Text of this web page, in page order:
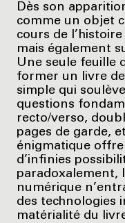
Dès son
comme un objet
cours de
mais également
Une seule feuille
former un livre
simple qui
questions
recto/verso,
pages de garde,
énigmatique
d’infinies
paradoxalement,
numérique
des technologies
matérialité du